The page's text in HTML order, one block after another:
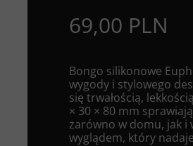
Bongo silikonowe
wygody i stylowego
się trwałością,
× 30 × 80 mm
zarówno w domu, jak i
wyglądem, który
69,00 PLN